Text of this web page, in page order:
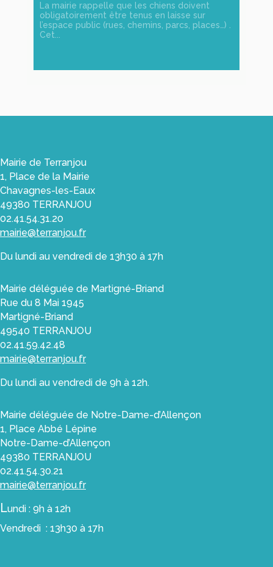
La mairie rappelle que les chiens doivent
obligatoirement être tenus en laisse sur
l’espace public (rues, chemins, parcs, places…) .
Cet...
Mairie de Terranjou
1, Place de la Mairie
Chavagnes-les-Eaux
49380 TERRANJOU
02.41.54.31.20
mairie@terranjou.fr
Du lundi au vendredi de 13h30 à 17h
Mairie déléguée de Martigné-Briand
Rue du 8 Mai 1945
Martigné-Briand
49540 TERRANJOU
02.41.59.42.48
mairie@terranjou.fr
Du lundi au vendredi de 9h à 12h.
Mairie déléguée de Notre-Dame-d’Allençon
1, Place Abbé Lépine
Notre-Dame-d’Allençon
49380 TERRANJOU
02.41.54.30.21
mairie@terranjou.fr
Lundi : 9h à 12h
Vendredi : 13h30 à 17h